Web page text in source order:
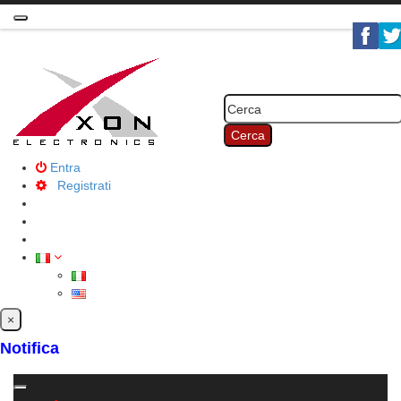
Toggle
Cerca
Entra
Registrati
×
Notifica